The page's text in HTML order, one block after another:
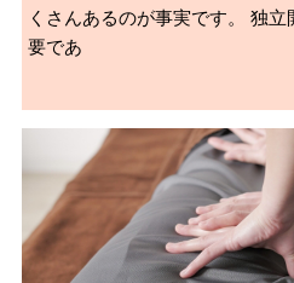
くさんあるのが事実です。 独
要であ